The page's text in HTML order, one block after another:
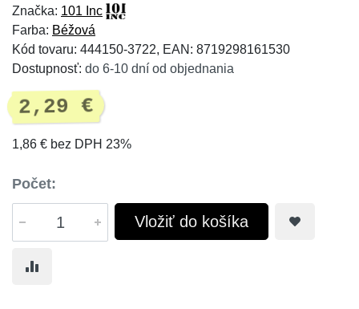
Značka: 101 Inc
Farba: Béžová
Kód tovaru: 444150-3722, EAN: 8719298161530
Dostupnosť: do 6-10 dní od objednania
2,29 €
1,86 € bez DPH 23%
Počet:
Vložiť do košíka